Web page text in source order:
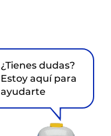
¿Tienes dudas?
Estoy aquí para
ayudarte